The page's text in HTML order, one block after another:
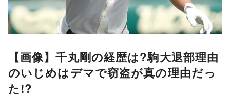
【画像】千丸剛の経歴は?駒大退部理由
のいじめはデマで窃盗が真の理由だっ
た!?